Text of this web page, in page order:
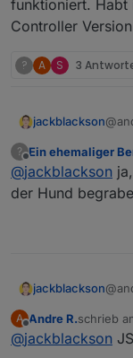
funktioniert. Habt
Controller
? A S 3
jackblackson
bei
?
Offline
Ein ehemaliger
@jackblackson
der Hund
jackblackson
bei
A
Offline
Andre R.schrieb
zuletzt
@jackblackson